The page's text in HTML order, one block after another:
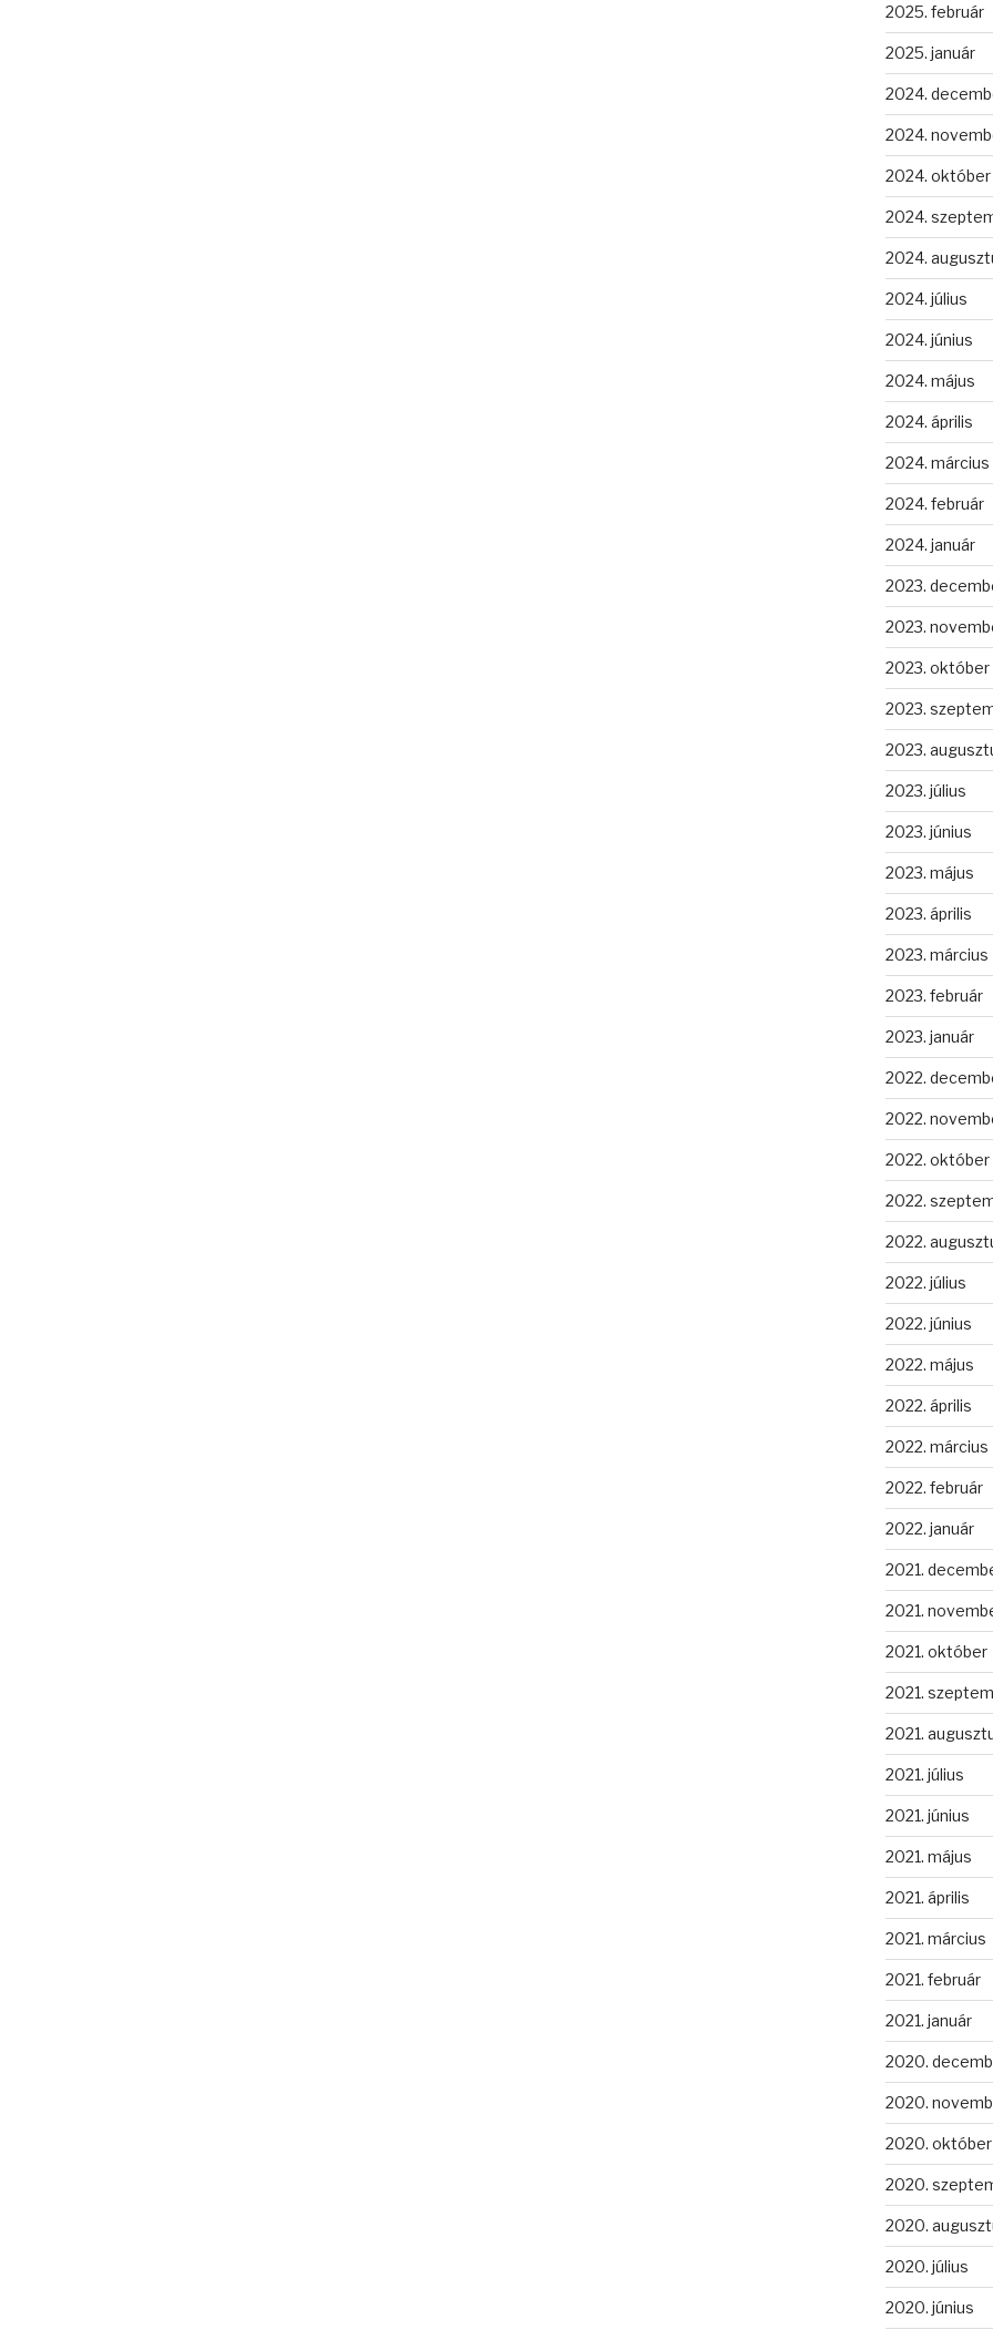
2025. február
2025. január
2024.
2024.
2024. október
2024.
2024.
2024. július
2024. június
2024. május
2024. április
2024. március
2024. február
2024. január
2023.
2023.
2023. október
2023.
2023.
2023. július
2023. június
2023. május
2023. április
2023. március
2023. február
2023. január
2022.
2022.
2022. október
2022.
2022.
2022. július
2022. június
2022. május
2022. április
2022. március
2022. február
2022. január
2021.
2021.
2021. október
2021.
2021.
2021. július
2021. június
2021. május
2021. április
2021. március
2021. február
2021. január
2020.
2020.
2020. október
2020.
2020.
2020. július
2020. június